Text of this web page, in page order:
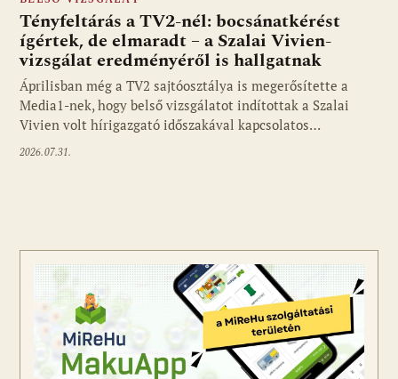
Tényfeltárás a TV2-nél: bocsánatkérést
ígértek, de elmaradt – a Szalai Vivien-
vizsgálat eredményéről is hallgatnak
Áprilisban még a TV2 sajtóosztálya is megerősítette a
Media1-nek, hogy belső vizsgálatot indítottak a Szalai
Vivien volt hírigazgató időszakával kapcsolatos…
2026.07.31.